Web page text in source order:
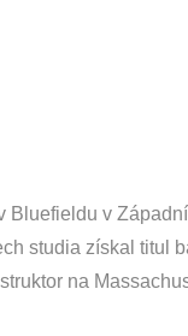
Bluefieldu v
studia získal titul
na